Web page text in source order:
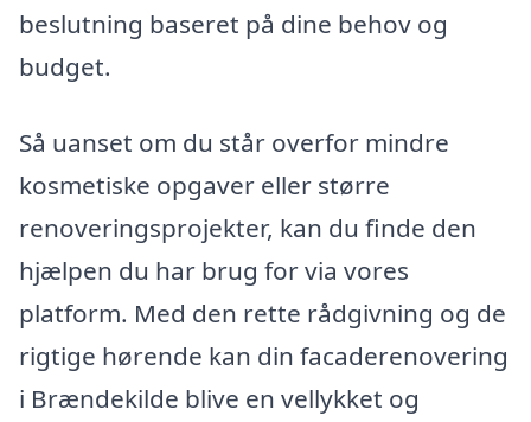
beslutning baseret på dine behov og
budget.
Så uanset om du står overfor mindre
kosmetiske opgaver eller større
renoveringsprojekter, kan du finde den
hjælpen du har brug for via vores
platform. Med den rette rådgivning og de
rigtige hørende kan din facaderenovering
i Brændekilde blive en vellykket og